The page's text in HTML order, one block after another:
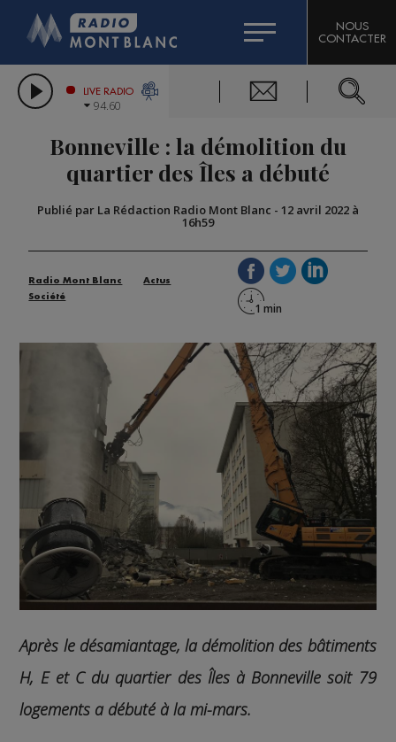
LES CHRONIQUES DE L'EXPERT
CITIZEN MACHINERY
GRAND MASSIF DOMAINES SKIABLES
BIGARD
COMPAGNIE DU MONT-BLANC
NOUS
CONTACTER
LIVE RADIO
94.60
Bonneville : la démolition du
quartier des Îles a débuté
Publié par La Rédaction Radio Mont Blanc - 12 avril 2022 à
16h59
Radio Mont Blanc
Actus
Société
Après le désamiantage, la démolition des bâtiments
H, E et C du quartier des Îles à Bonneville soit 79
logements a débuté à la mi-mars.